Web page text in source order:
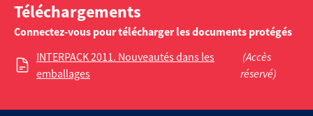
Téléchargements
Connectez-vous pour télécharger les documents protégés
INTERPACK 2011. Nouveautés dans les
emballages
(Accès
réservé)